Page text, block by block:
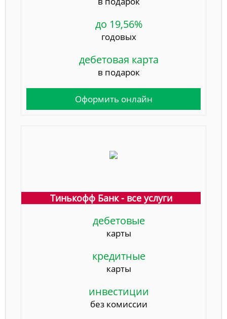
до 19,56%
годовых
дебетовая карта
в подарок
Оформить онлайн
Тинькофф Банк - все услуги
дебетовые
карты
кредитные
карты
инвестиции
без комиссии